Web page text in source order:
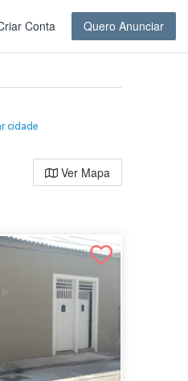
Conta Quero Anunciar
cidade
Ver Mapa